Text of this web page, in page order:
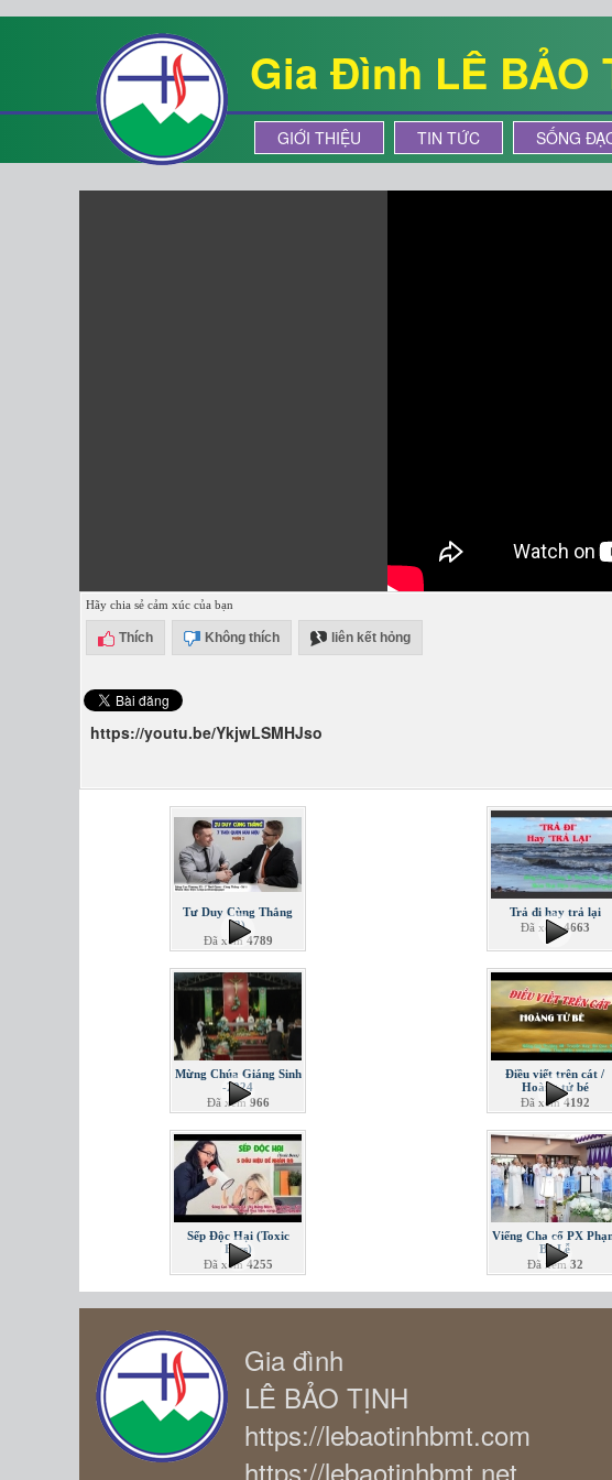
Gia Đình LÊ BẢO
GIỚI THIỆU TIN TỨC SỐNG
Hãy chia sẻ cảm xúc của bạn
Thích Không thích liên kết hỏng
https://youtu.be/YkjwLSMHJso
Tư Duy Cùng Thắng
(2)
Đã xem4789
Trả đi hay trả lại
Đã xem4663
Mừng Chúa Giáng Sinh
-2024
Đã xem 966
Điều viết trên cát /
Hoàng tử bé
Đã xem4192
Sếp Độc Hại (Toxic
Boss)
Đã xem4255
Viếng Cha cố PX
Bá Lễ
Đã xem 32
Gia đình
LÊ BẢO TỊNH
https://lebaotinhbmt.com
https://lebaotinhbmt.net